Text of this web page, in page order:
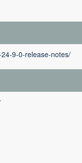
9-0-release-notes/